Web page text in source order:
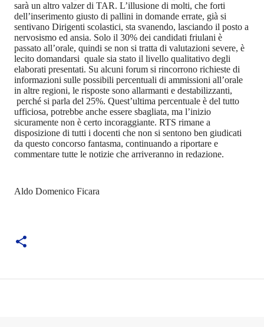
sarà un altro valzer di TAR. L’illusione di molti, che forti
dell’inserimento giusto di pallini in domande errate, già si
sentivano Dirigenti scolastici, sta svanendo, lasciando il posto a
nervosismo ed ansia. Solo il 30% dei candidati friulani è
passato all’orale, quindi se non si tratta di valutazioni severe, è
lecito domandarsi quale sia stato il livello qualitativo degli
elaborati presentati. Su alcuni forum si rincorrono richieste di
informazioni sulle possibili percentuali di ammissioni all’orale
in altre regioni, le risposte sono allarmanti e destabilizzanti,
perché si parla del 25%. Quest’ultima percentuale è del tutto
ufficiosa, potrebbe anche essere sbagliata, ma l’inizio
sicuramente non è certo incoraggiante. RTS rimane a
disposizione di tutti i docenti che non si sentono ben giudicati
da questo concorso fantasma, continuando a riportare e
commentare tutte le notizie che arriveranno in redazione.
Aldo Domenico Ficara